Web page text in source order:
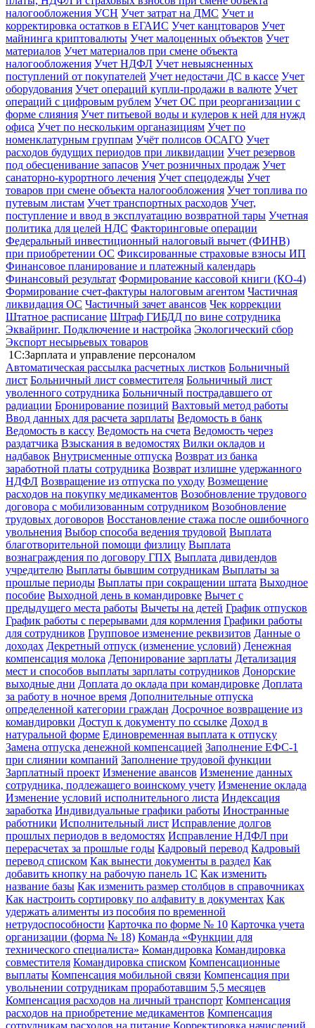
налогообложения УСН Учет затрат на ДМС Учет и
корректировка остатков в ЕГАИС Учет канцтоваров Учет
майнинга криптовалюты Учет малоценных объектов Учет
материалов Учет материалов при смене объекта
налогообложения Учет НДФЛ Учет невыясненных
поступлений от покупателей Учет недостачи ДС в кассе Учет
оборудования Учет операций купли-продажи в валюте Учет
операций с цифровым рублем Учет ОС при реорганизации с
форме слияния Учет питьевой воды и кулеров к ней для нужд
офиса Учет по нескольким органазициям Учет по
номенклатурным группам Учёт полисов ОСАГО Учет
расходов будущих периодов при ликвидации Учет резервов
под обесценивание запасов Учет розничных продаж Учет
санаторно-курортного лечения Учет спецодежды Учет
товаров при смене объекта налогообложения Учет топлива по
путевым листам Учет транспортных расходов Учет,
поступление и ввод в эксплуатацию возвратной тары Учетная
политика для целей НДС Факторинговые операции
Федеральный инвестиционный налоговый вычет (ФИНВ)
при приобретении ОС Фиксированные страховые взносы ИП
Финансовое планирование и платежный календарь
Финансовый результат Формирование кассовой книги (КО-4)
Формирование счет-фактуры налоговым агентом Частичная
ликвидация ОС Частичный зачет авансов Чек коррекции
Штатное расписание Штраф ГИБДД по вине сотрудника
Эквайринг. Подключение и настройка Экологический сбор
Экспорт несырьевых товаров
1С:Зарплата и управление персоналом
Автоматическая рассылка расчетных листков Больничный
лист Больничный лист совместителя Больничный лист
уволенного сотрудника Больничный пострадавшего от
радиации Бронирование позиций Вахтовый метод работы
Ввод данных для расчета зарплаты Ведомость в банк
Ведомость в кассу Ведомость на счета Ведомость через
раздатчика Взыскания в ведомостях Вилки окладов и
надбавок Внутрисменные отпуска Возврат из банка
заработной платы сотрудника Возврат излишне удержанного
НДФЛ Возвращение из отпуска по уходу Возмещение
расходов на покупку медикаментов Возобновление трудового
договора с мобилизованным сотрудником Возобновление
трудовых договоров Восстановление стажа после ошибочного
увольнения Выбор способа ведения трудовой Выплата
благотворительной помощи физлицу Выплата
вознаграждения по договору ГПХ Выплата дивидендов
учредителю Выплаты бывшим сотрудникам Выплаты за
прошлые периоды Выплаты при сокращении штата Выходное
пособие Выходной день в командировке Вычет с
предыдущего места работы Вычеты на детей График отпусков
График работы с перерывами для кормления Графики работы
для сотрудников Групповое изменение реквизитов Данные о
доходах Декретный отпуск (изменение условий) Денежная
компенсация молока Депонирование зарплаты Детализация
мест и способов выплаты зарплаты сотрудников Донорские
выходные дни Доплата до оклада при командировке Доплата
за работу в ночное время Дополнительные отпуска
определенной категории граждан Досрочное возвращение из
командировки Доступ к документу по ссылке Доход в
натуральной форме Единовременная выплата к отпуску
Замена отпуска денежной компенсацией Заполнение ЕФС-1
при слиянии компаний Заполнение трудовой функции
Зарплатный проект Изменение авансов Изменение данных
сотрудника, подлежащего воинскому учету Изменение оклада
Изменение условий исполнительного листа Индексация
заработка Индивидуальные графики работы Иностранные
работники Исполнительный лист Исправление долгов
прошлых периодов в ведомостях Исправление НДФЛ при
перерасчетах за прошлые годы Кадровый перевод Кадровый
перевод списком Как вынести документы в раздел Как
добавить кнопку на рабочую панель 1С Как изменить
название базы Как изменить размер столбцов в справочниках
Как настроить сортировку по алфавиту в документах Как
удержать алименты из пособия по временной
нетрудоспособности Карточка по форме № 10 Карточка учета
организации (форма № 18) Команда «Функции для
технического специалиста» Командировка Командировка
совместителя Командировка списком Компенсационные
выплаты Компенсация мобильной связи Компенсация при
увольнении сотрудникам проработавшим 5,5 месяцев
Компенсация расходов на личный транспорт Компенсация
расходов на приобретение медикаментов Компенсация
сотрудникам расходов на питание Корректировка начислений